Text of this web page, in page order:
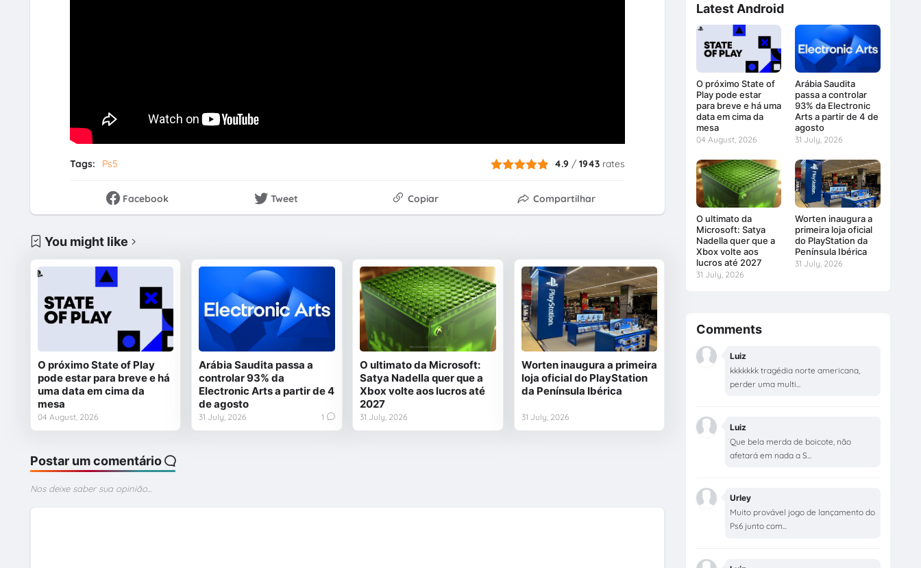
Tags: Ps5 4.9 /1943 rates
Facebook Tweet Copiar Compartilhar
You might like
O próximo State of Play
pode estar para breve e há
uma data em cima da
mesa
04 August, 2026
Arábia Saudita passa a
controlar 93% da
Electronic Arts a partir de 4
de agosto
31 July, 2026 1
O ultimato da Microsoft:
Satya Nadella quer que a
Xbox volte aos lucros até
2027
31 July, 2026
Worten inaugura a primeira
loja oficial do PlayStation
da Península Ibérica
31 July, 2026
Postar um comentário
Nos deixe saber sua opinião...
Latest Android
O próximo State of
Play pode estar
para breve e há uma
data em cima da
mesa
04 August, 2026
Arábia Saudita
passa a controlar
93% da Electronic
Arts a partir de 4 de
agosto
31 July, 2026
O ultimato da
Microsoft: Satya
Nadella quer que a
Xbox volte aos
lucros até 2027
31 July, 2026
Worten inaugura a
primeira loja oficial
do PlayStation da
Península Ibérica
31 July, 2026
Comments
Luiz
kkkkkkk tragédia norte americana,
perder uma multi...
Luiz
Que bela merda de boicote, não
afetará em nada a S...
Urley
Muito provável jogo de lançamento do
Ps6 junto com...